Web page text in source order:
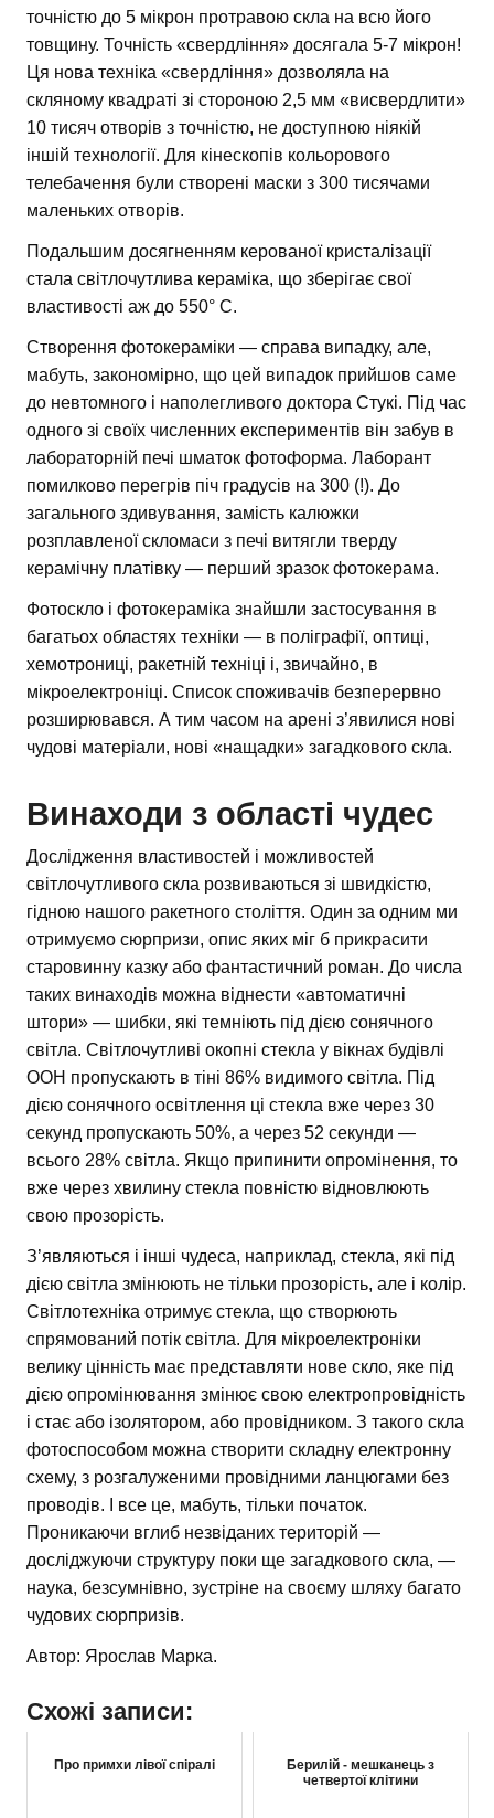
точністю до 5 мікрон протравою скла на всю його
товщину. Точність «свердління» досягала 5-7 мікрон!
Ця нова техніка «свердління» дозволяла на
скляному квадраті зі стороною 2,5 мм «висвердлити»
10 тисяч отворів з точністю, не доступною ніякій
іншій технології. Для кінескопів кольорового
телебачення були створені маски з 300 тисячами
маленьких отворів.
Подальшим досягненням керованої кристалізації
стала світлочутлива кераміка, що зберігає свої
властивості аж до 550° С.
Створення фотокераміки — справа випадку, але,
мабуть, закономірно, що цей випадок прийшов саме
до невтомного і наполегливого доктора Стукі. Під час
одного зі своїх численних експериментів він забув в
лабораторній печі шматок фотоформа. Лаборант
помилково перегрів піч градусів на 300 (!). До
загального здивування, замість калюжки
розплавленої скломаси з печі витягли тверду
керамічну платівку — перший зразок фотокерама.
Фотоскло і фотокераміка знайшли застосування в
багатьох областях техніки — в поліграфії, оптиці,
хемотрониці, ракетній техніці і, звичайно, в
мікроелектроніці. Список споживачів безперервно
розширювався. А тим часом на арені з’явилися нові
чудові матеріали, нові «нащадки» загадкового скла.
Винаходи з області чудес
Дослідження властивостей і можливостей
світлочутливого скла розвиваються зі швидкістю,
гідною нашого ракетного століття. Один за одним ми
отримуємо сюрпризи, опис яких міг б прикрасити
старовинну казку або фантастичний роман. До числа
таких винаходів можна віднести «автоматичні
штори» — шибки, які темніють під дією сонячного
світла. Світлочутливі окопні стекла у вікнах будівлі
ООН пропускають в тіні 86% видимого світла. Під
дією сонячного освітлення ці стекла вже через 30
секунд пропускають 50%, а через 52 секунди —
всього 28% світла. Якщо припинити опромінення, то
вже через хвилину стекла повністю відновлюють
свою прозорість.
З’являються і інші чудеса, наприклад, стекла, які під
дією світла змінюють не тільки прозорість, але і колір.
Світлотехніка отримує стекла, що створюють
спрямований потік світла. Для мікроелектроніки
велику цінність має представляти нове скло, яке під
дією опромінювання змінює свою електропровідність
і стає або ізолятором, або провідником. З такого скла
фотоспособом можна створити складну електронну
схему, з розгалуженими провідними ланцюгами без
проводів. І все це, мабуть, тільки початок.
Проникаючи вглиб незвіданих територій —
досліджуючи структуру поки ще загадкового скла, —
наука, безсумнівно, зустріне на своєму шляху багато
чудових сюрпризів.
Автор: Ярослав Марка.
Схожі записи:
Про примхи лівої спіралі
Берилій - мешканець з
четвертої клітини